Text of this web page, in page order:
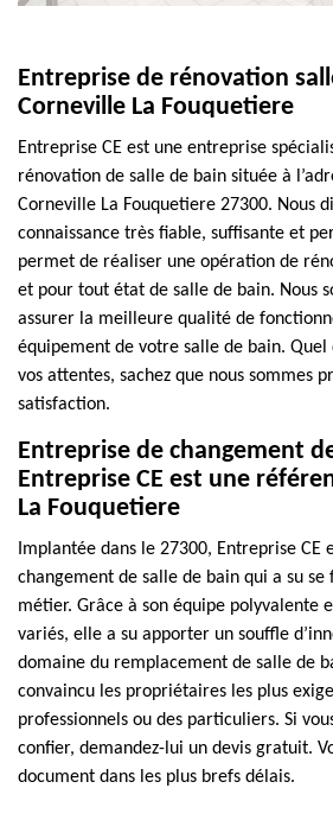
Entreprise de rénovation
Corneville La Fouquetiere
Entreprise CE est une entreprise
rénovation de salle de bain située à
Corneville La Fouquetiere 27300. Nous
connaissance très fiable, suffisante et
permet de réaliser une opération de
et pour tout état de salle de bain. Nous
assurer la meilleure qualité de
équipement de votre salle de bain.
vos attentes, sachez que nous sommes
satisfaction.
Entreprise de changement
Entreprise CE est une
La Fouquetiere
Implantée dans le 27300, Entreprise CE
changement de salle de bain qui a su se
métier. Grâce à son équipe polyvalente
variés, elle a su apporter un souffle
domaine du remplacement de salle de
convaincu les propriétaires les plus
professionnels ou des particuliers. Si
confier, demandez-lui un devis gratuit.
document dans les plus brefs délais.